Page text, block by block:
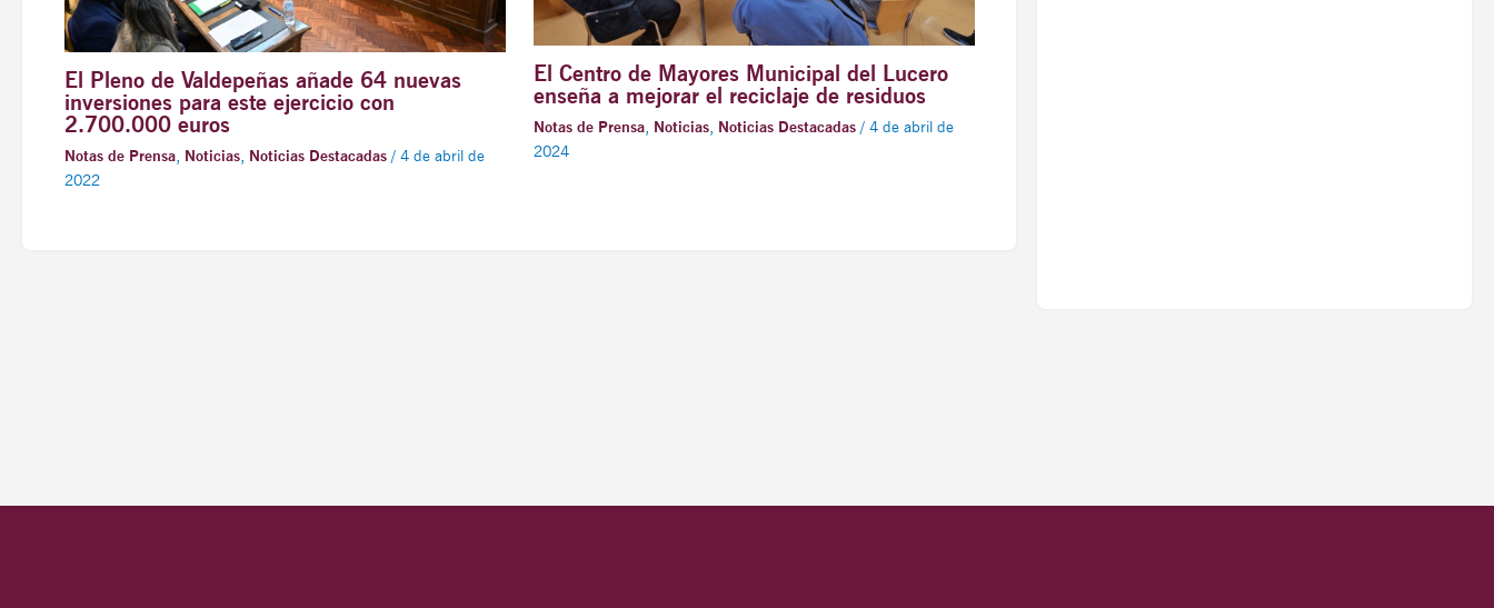
El Pleno de Valdepeñas añade 64 nuevas
inversiones para este ejercicio con
2.700.000 euros
Notas de Prensa, Noticias, Noticias Destacadas/ 4 de abril de
2022
El Centro de Mayores Municipal del Lucero
enseña a mejorar el reciclaje de residuos
Notas de Prensa, Noticias, Noticias Destacadas/ 4 de abril de
2024